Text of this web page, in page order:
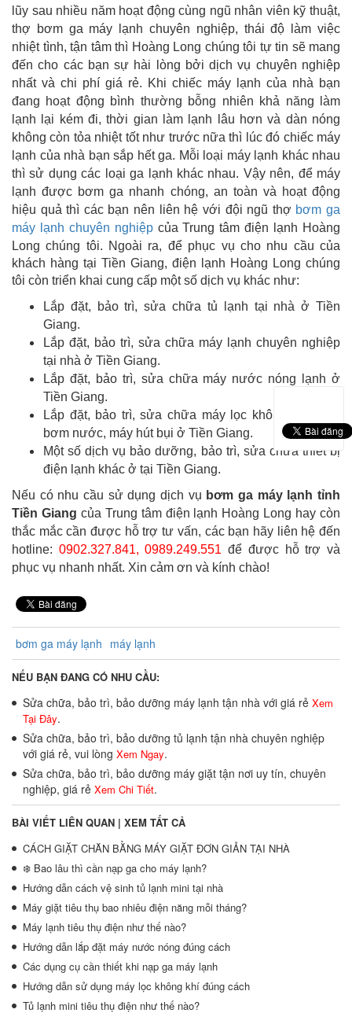
lũy sau nhiều năm hoạt động cùng ngũ nhân viên kỹ thuật,
thợ bơm ga máy lạnh chuyên nghiệp, thái độ làm việc
nhiệt tình, tận tâm thì Hoàng Long chúng tôi tự tin sẽ mang
đến cho các bạn sự hài lòng bởi dịch vụ chuyên nghiệp
nhất và chi phí giá rẻ. Khi chiếc máy lạnh của nhà bạn
đang hoạt động bình thường bỗng nhiên khả năng làm
lạnh lại kém đi, thời gian làm lạnh lâu hơn và dàn nóng
không còn tỏa nhiệt tốt như trước nữa thì lúc đó chiếc máy
lạnh của nhà bạn sắp hết ga. Mỗi loại máy lạnh khác nhau
thì sử dụng các loại ga lạnh khác nhau. Vậy nên, để máy
lạnh được bơm ga nhanh chóng, an toàn và hoạt động
hiệu quả thì các bạn nên liên hệ với đội ngũ thợ bơm ga
máy lạnh chuyên nghiệpcủa Trung tâm điện lạnh Hoàng
Long chúng tôi. Ngoài ra, để phục vụ cho nhu cầu của
khách hàng tại Tiền Giang, điện lạnh Hoàng Long chúng
tôi còn triển khai cung cấp một số dịch vụ khác như:
Lắp đặt, bảo trì, sửa chữa tủ lạnh tại nhà ở Tiền
Giang.
Lắp đặt, bảo trì, sửa chữa máy lạnh chuyên nghiệp
tại nhà ở Tiền Giang.
Lắp đặt, bảo trì, sửa chữa máy nước nóng lạnh ở
Tiền Giang.
Lắp đặt, bảo trì, sửa chữa máy lọc không khí, máy
bơm nước, máy hút bụi ở Tiền Giang.
Một số dịch vụ bảo dưỡng, bảo trì, sửa chữa thiết bị
điện lạnh khác ở tại Tiền Giang.
Nếu có nhu cầu sử dụng dịch vụ bơm ga máy lạnh tỉnh
Tiền Giang của Trung tâm điện lạnh Hoàng Long hay còn
thắc mắc cần được hỗ trợ tư vấn, các bạn hãy liên hệ đến
hotline: 0902.327.841, 0989.249.551 để được hỗ trợ và
phục vụ nhanh nhất. Xin cảm ơn và kính chào!
bơm ga máy lạnh máy lạnh
NẾU BẠN ĐANG CÓ NHU CẦU:
Sửa chữa, bảo trì, bảo dưỡng máy lạnh tận nhà với giá rẻ Xem
Tại Đây.
Sửa chữa, bảo trì, bảo dưỡng tủ lạnh tận nhà chuyên nghiệp
với giá rẻ, vui lòng Xem Ngay.
Sửa chữa, bảo trì, bảo dưỡng máy giặt tận nơi uy tín, chuyên
nghiệp, giá rẻ Xem Chi Tiết.
BÀI VIẾT LIÊN QUAN | XEM TẤT CẢ
CÁCH GIẶT CHĂN BẰNG MÁY GIẶT ĐƠN GIẢN TẠI NHÀ
❄️ Bao lâu thì cần nạp ga cho máy lạnh?
Hướng dẫn cách vệ sinh tủ lạnh mini tại nhà
Máy giặt tiêu thụ bao nhiêu điện năng mỗi tháng?
Máy lạnh tiêu thụ điện như thế nào?
Hướng dẫn lắp đặt máy nước nóng đúng cách
Các dụng cụ cần thiết khi nạp ga máy lạnh
Hướng dẫn sử dụng máy lọc không khí đúng cách
Tủ lạnh mini tiêu thụ điện như thế nào?